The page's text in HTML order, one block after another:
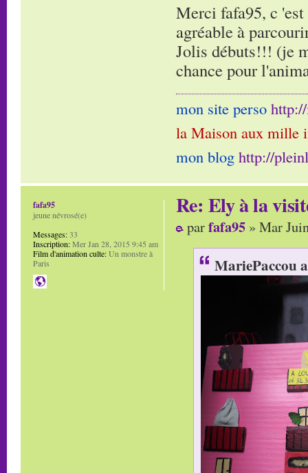
Merci fafa95, c
agréable à
Jolis débuts!!! (je
chance pour
mon site perso
la Maison aux mille
mon blog http://
Re: Ely à la
parfafa95 » Mar
MariePaccou
fafa95
jeune névrosé(e)
Messages:33
Inscription:Mer Jan 28, 2015 9:45 am
Film d'animation culte:Un monstre à
Paris